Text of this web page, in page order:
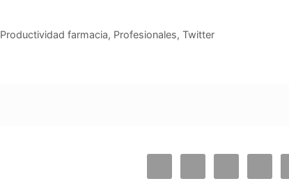
Productividad farmacia, Profesionales, Twitter